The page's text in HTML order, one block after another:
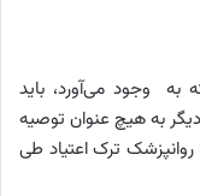
به وجود می‌آورد، باید
به هیچ عنوان توصیه
ترک اعتیاد طی